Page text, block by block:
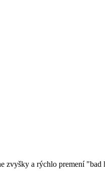
zvyšky a rýchlo premení